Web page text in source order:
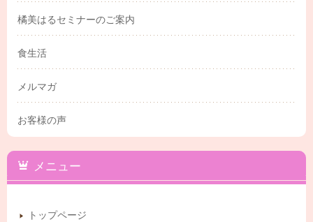
橘美はるセミナーのご案内
食生活
メルマガ
お客様の声
メニュー
トップページ